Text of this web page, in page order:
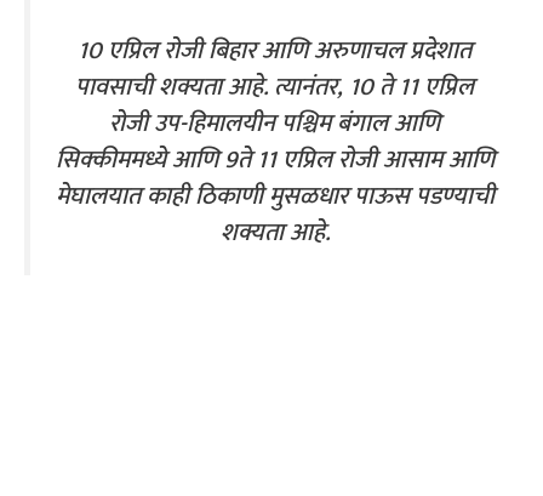
10 एप्रिल रोजी बिहार आणि अरुणाचल प्रदेशात
पावसाची शक्यता आहे. त्यानंतर, 10 ते 11 एप्रिल
रोजी उप-हिमालयीन पश्चिम बंगाल आणि
सिक्कीममध्ये आणि 9ते 11 एप्रिल रोजी आसाम आणि
मेघालयात काही ठिकाणी मुसळधार पाऊस पडण्याची
शक्यता आहे.